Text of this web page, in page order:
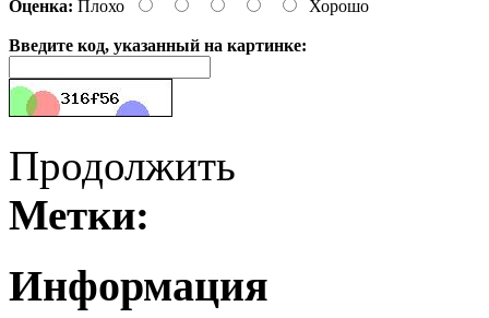
Оценка: Плохо Хорошо
Введите код, указанный на картинке:
Продолжить
Метки:
Информация